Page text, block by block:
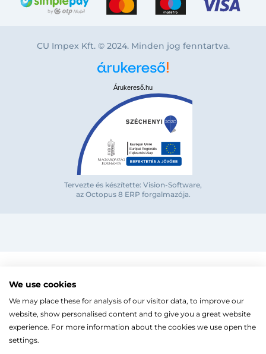
Bejelentkezés e-mail-címmel
Megjegyzés
Bejelentkezés közösségi fiókkal
Facebook
MOZGÁSKORLÁTOZOTT TERMÉKEK
ZUHANYKABINOK/AJTÓK
Íves zuhanykabin
Szögletes zuhanykabin
Fix zuhanyfal
Zuhanyajtó
Walk-in zuhanyfal
Radiátorok
TÖRÖLKÖZŐSZÁRÍTÓ RADIÁTOR
Törölközőszárító radiátor egyenes
Törölközőszárító radiátor íves
Fűtőpatron
HŐSZIVATTYÚK
Split levegő-víz hőszivattyú
Hőszivattyúhoz kiegészítő
Gépészet, szerszám
KESZTYŰK, VÉDŐFELSZERELÉSEK
LEVÁLASZTÓK
Automata és kézi légtelenítő
Kazán, vízmelegítő
CSŐTERMOSZTÁTOK
ELEKTROMOS KAZÁNOK, KIEGÉSZÍTŐK
CU Impex Kft. © 2024. Minden jog fenntartva.
Árukereső.hu
Tervezte és készítette: Vision-Software,
az Octopus 8 ERP forgalmazója.
We use cookies
We may place these for analysis of our visitor data, to improve our
website, show personalised content and to give you a great website
experience. For more information about the cookies we use open the
settings.